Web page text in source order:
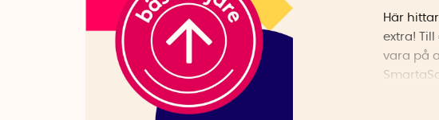
Här
extra! Till
vara på
som